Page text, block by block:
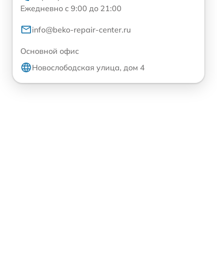
Ежедневно с 9:00 до 21:00
info@beko-repair-center.ru
Основной офис
Новослободская улица, дом 4